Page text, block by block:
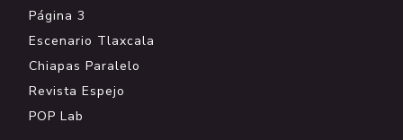
Página 3
Escenario Tlaxcala
Chiapas Paralelo
Revista Espejo
POP Lab